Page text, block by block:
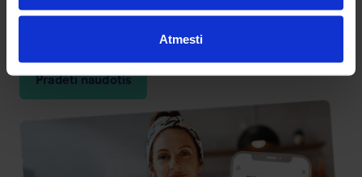
Atmesti
supildytais duomenimis.
Pradėti naudotis